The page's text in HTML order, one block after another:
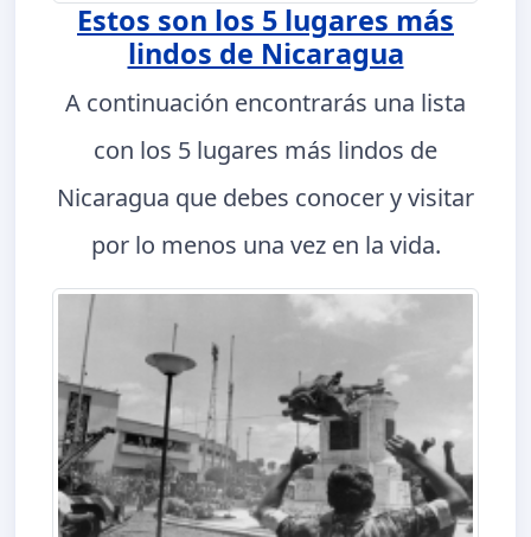
Estos son los 5 lugares más
lindos de Nicaragua
A continuación encontrarás una lista
con los 5 lugares más lindos de
Nicaragua que debes conocer y visitar
por lo menos una vez en la vida.